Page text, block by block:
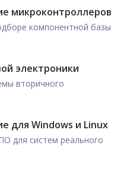
микроконтроллеров
компонентной базы
электроники
вторичного
для Windows и Linux
для систем реального